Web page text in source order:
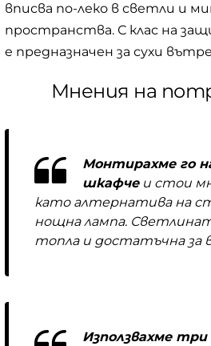
вписва по-леко в светли и
пространства. С клас на
е предназначен за сухи
Мнения на
Монтирахме го
шкафчеи стои
като алтернатива на
нощна лампа.
топла и достатъчна за
Използвахме три